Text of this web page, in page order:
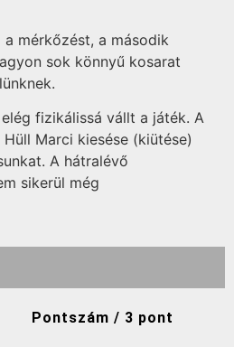
mérkőzést, a második
sok könnyű kosarat
fizikálissá vállt a játék. A
Marci kiesése (kiütése)
A hátralévő
sikerül még
Pontszám / 3 pont